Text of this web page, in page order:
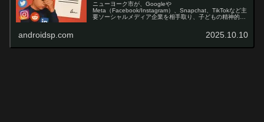
ニューヨーク市が、Googleや
Meta（Facebook/Instagram）、Snapchat、TikTokなど主
要ソーシャルメディア企業を相手取り、子どもの精神的健
androidsp.com 2025.10.10